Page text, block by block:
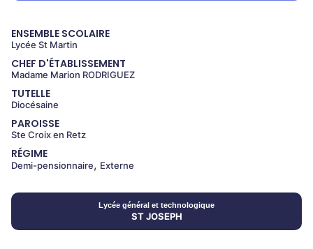
ENSEMBLE SCOLAIRE
Lycée St Martin
CHEF D'ÉTABLISSEMENT
Madame Marion RODRIGUEZ
TUTELLE
Diocésaine
PAROISSE
Ste Croix en Retz
RÉGIME
Demi-pensionnaire, Externe
Lycée général et technologique
ST JOSEPH